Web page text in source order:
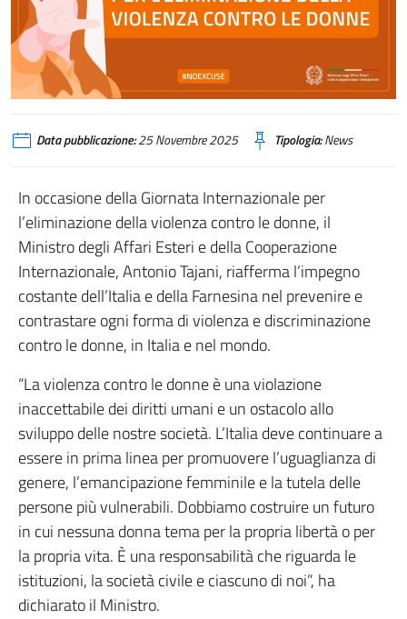
Data pubblicazione:25 Novembre 2025 Tipologia:News
In occasione della Giornata Internazionale per
l’eliminazione della violenza contro le donne, il
Ministro degli Affari Esteri e della Cooperazione
Internazionale, Antonio Tajani, riafferma l’impegno
costante dell’Italia e della Farnesina nel prevenire e
contrastare ogni forma di violenza e discriminazione
contro le donne, in Italia e nel mondo.
“La violenza contro le donne è una violazione
inaccettabile dei diritti umani e un ostacolo allo
sviluppo delle nostre società. L’Italia deve continuare a
essere in prima linea per promuovere l’uguaglianza di
genere, l’emancipazione femminile e la tutela delle
persone più vulnerabili. Dobbiamo costruire un futuro
in cui nessuna donna tema per la propria libertà o per
la propria vita. È una responsabilità che riguarda le
istituzioni, la società civile e ciascuno di noi”, ha
dichiarato il Ministro.